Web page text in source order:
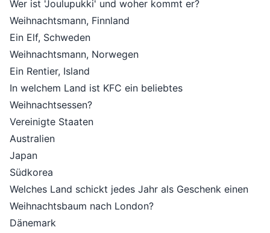
Wer ist 'Joulupukki' und woher kommt er?
Weihnachtsmann, Finnland
Ein Elf, Schweden
Weihnachtsmann, Norwegen
Ein Rentier, Island
In welchem Land ist KFC ein beliebtes
Weihnachtsessen?
Vereinigte Staaten
Australien
Japan
Südkorea
Welches Land schickt jedes Jahr als Geschenk einen
Weihnachtsbaum nach London?
Dänemark